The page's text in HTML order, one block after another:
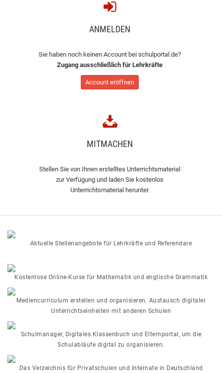
ANMELDEN
Sie haben noch keinen Account bei schulportal.de?
Zugang ausschließlich für Lehrkräfte
Account eröffnen
MITMACHEN
Stellen Sie von Ihnen erstelltes Unterrichtsmaterial
zur Verfügung und laden Sie kostenlos
Unterrichtsmaterial herunter.
Aktuelle Stellenangebote für Lehrkräfte und Referendare
Kostenlose Online-Kurse für Mathematik und englische Grammatik
Mediencurriculum erstellen und organisieren. Austausch digitaler
Unterrichtseinheiten mit anderen Schulen
Schulmanager, Digitales Klassenbuch und Elternportal, um die
Schulabläufe digital zu organisieren.
Das Verzeichnis für Privatschulen und Internate in Deutschland